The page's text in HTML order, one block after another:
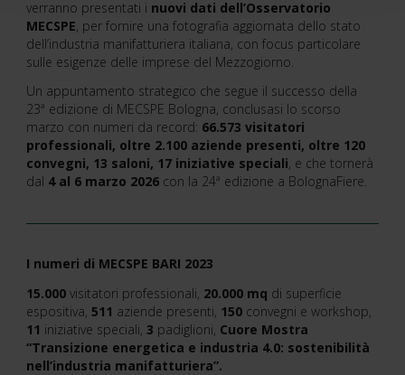
verranno presentati i nuovi dati dell’Osservatorio
MECSPE , per fornire una fotografia aggiornata dello stato
dell’industria manifatturiera italiana, con focus particolare
sulle esigenze delle imprese del Mezzogiorno.
Un appuntamento strategico che segue il successo della
23ª edizione di MECSPE Bologna, conclusasi lo scorso
marzo con numeri da record: 66.573 visitatori
professionali, oltre 2.100 aziende presenti, oltre 120
convegni, 13 saloni, 17 iniziative speciali, e che tornerà
dal 4 al 6 marzo 2026 con la 24ª edizione a BolognaFiere.
I numeri di MECSPE BARI 2023
15.000 visitatori professionali, 20.000 mq di superficie
espositiva, 511 aziende presenti, 150 convegni e workshop,
11 iniziative speciali, 3 padiglioni, Cuore Mostra
“Transizione energetica e industria 4.0: sostenibilità
nell’industria manifatturiera”.